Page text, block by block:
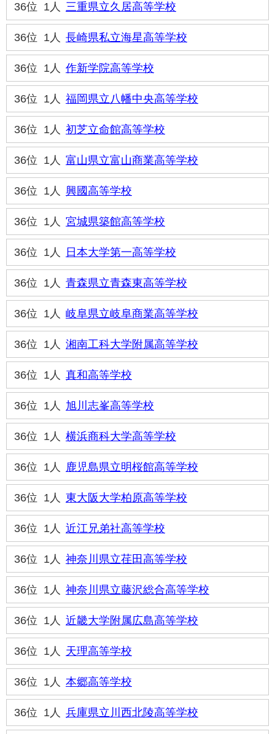
36位 1人 三重県立久居高等学校
36位 1人 長崎県私立海星高等学校
36位 1人 作新学院高等学校
36位 1人 福岡県立八幡中央高等学校
36位 1人 初芝立命館高等学校
36位 1人 富山県立富山商業高等学校
36位 1人 興國高等学校
36位 1人 宮城県築館高等学校
36位 1人 日本大学第一高等学校
36位 1人 青森県立青森東高等学校
36位 1人 岐阜県立岐阜商業高等学校
36位 1人 湘南工科大学附属高等学校
36位 1人 真和高等学校
36位 1人 旭川志峯高等学校
36位 1人 横浜商科大学高等学校
36位 1人 鹿児島県立明桜館高等学校
36位 1人 東大阪大学柏原高等学校
36位 1人 近江兄弟社高等学校
36位 1人 神奈川県立荏田高等学校
36位 1人 神奈川県立藤沢総合高等学校
36位 1人 近畿大学附属広島高等学校
36位 1人 天理高等学校
36位 1人 本郷高等学校
36位 1人 兵庫県立川西北陵高等学校